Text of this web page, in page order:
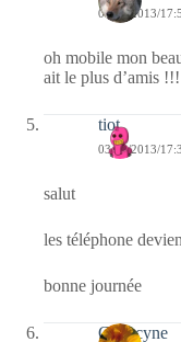
06/08/2013/
oh mobile mon
ait le plus d’amis !!!
tiot
03/08/2013/
salut
les téléphone
bonne journée
Capucyne